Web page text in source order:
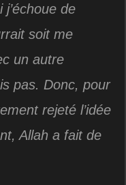
de
soit me
un autre
pas. Donc, pour
rejeté l’idée
Allah a fait de